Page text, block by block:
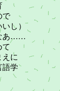
で
いし）
あ……
に
語学